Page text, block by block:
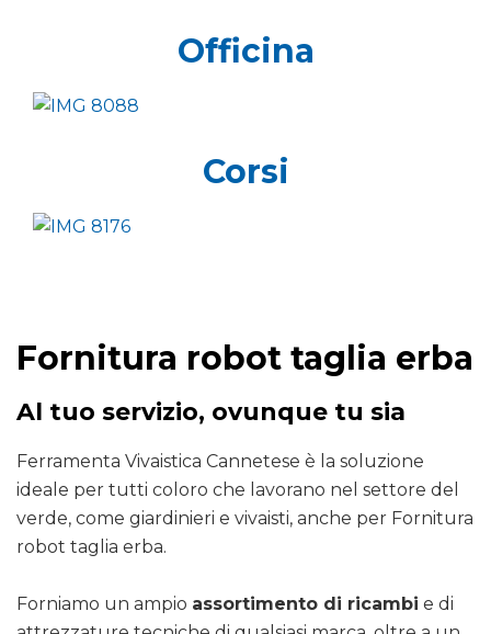
Officina
Corsi
Fornitura robot taglia erba
Al tuo servizio, ovunque tu sia
Ferramenta Vivaistica Cannetese è la soluzione
ideale per tutti coloro che lavorano nel settore del
verde, come giardinieri e vivaisti, anche per Fornitura
robot taglia erba.
Forniamo un ampio assortimento di ricambi e di